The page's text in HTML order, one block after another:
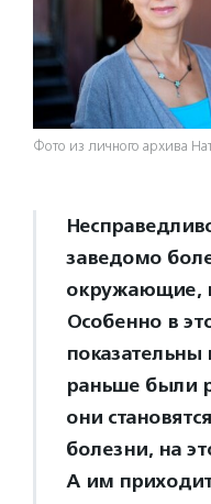
Фото из личного архива
заведомо
окружающие,
Особенно в
раньше были
они
болезни, на
А им